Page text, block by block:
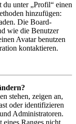
du unter „Profil“ einen
hinzufügen:
Die Board-
wie die Benutzer
Avatar benutzen
kontaktieren.
stehen, zeigen an,
oder identifizieren
Administratoren.
eines Ranges nicht